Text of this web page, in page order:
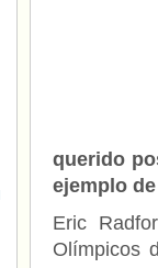
querido
ejemplo
Eric
Olímpicos